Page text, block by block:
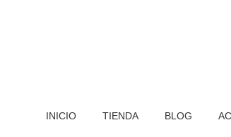
INICIO TIENDA BLOG